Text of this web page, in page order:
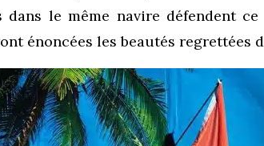
dans le même navire défendent
énoncées les beautés regrettées